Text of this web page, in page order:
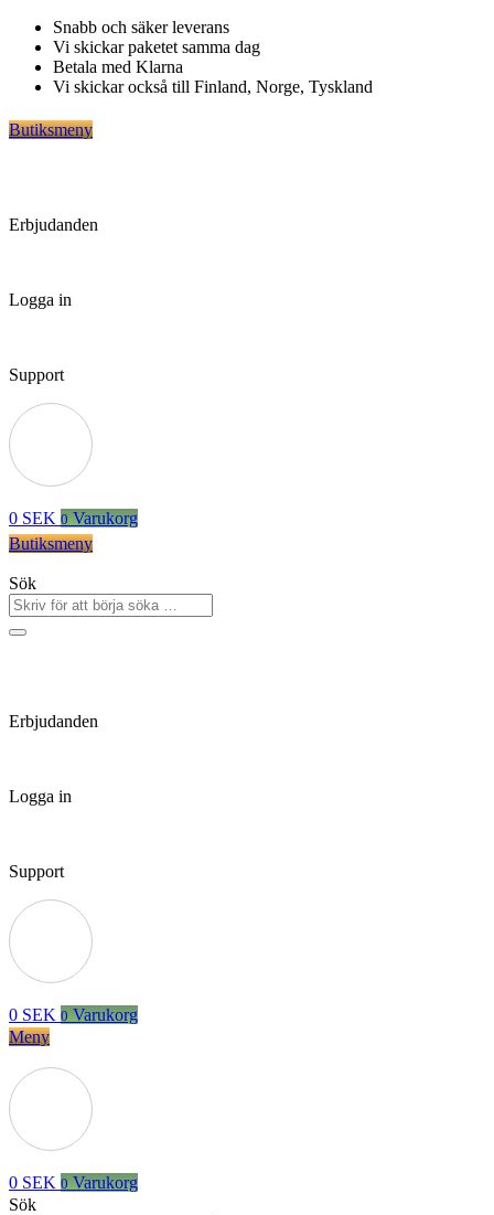
Hoppa
innehåll
Snabb och säker leverans
Vi skickar paketet samma dag
Betala med Klarna
Vi skickar också till Finland, Norge, Tyskland
Butiksmeny
Erbjudanden
Logga in
Support
0 SEK 0 Varukorg
Butiksmeny
Sök
Erbjudanden
Logga in
Support
0 SEK 0 Varukorg
Meny
0 SEK 0 Varukorg
Sök